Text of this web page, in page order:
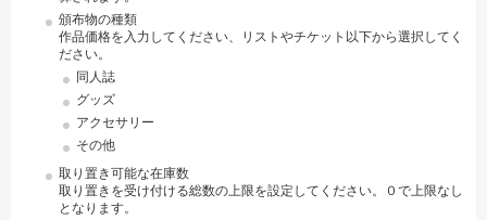
頒布物の種類
作品価格を入力してください、リストやチケット以下から選択してく
ださい。
同人誌
グッズ
アクセサリー
その他
取り置き可能な在庫数
取り置きを受け付ける総数の上限を設定してください。０で上限なし
となります。